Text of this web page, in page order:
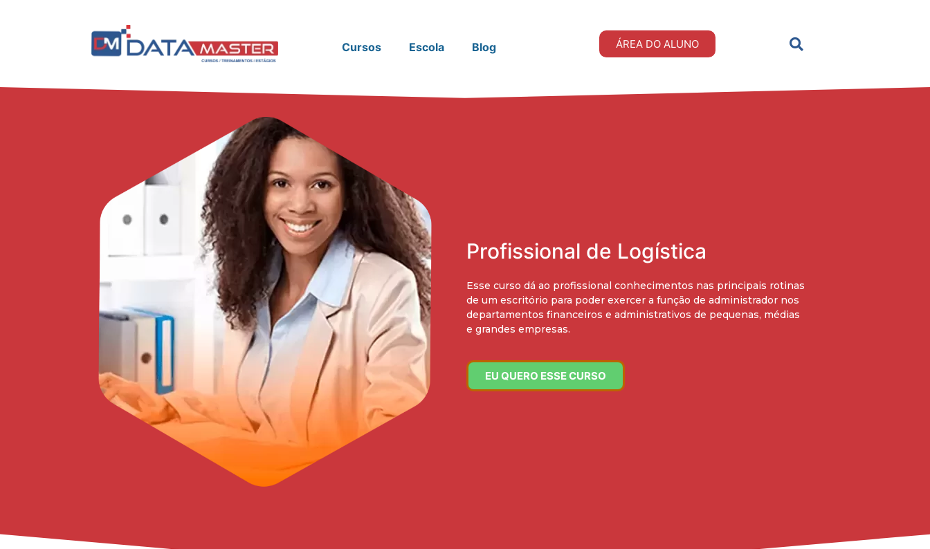
Cursos Escola Blog ÁREA DO ALUNO
Profissional de Logística
Esse curso dá ao profissional conhecimentos nas principais rotinas
de um escritório para poder exercer a função de administrador nos
departamentos financeiros e administrativos de pequenas, médias
e grandes empresas.
EU QUERO ESSE CURSO